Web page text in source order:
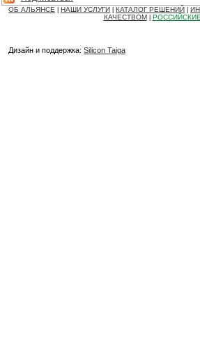
ОБ АЛЬЯНСЕ НАШИ УСЛУГИ КАТАЛОГ РЕШЕНИЙ
КАЧЕСТВОМ
Дизайн и поддержка: Silicon Taiga